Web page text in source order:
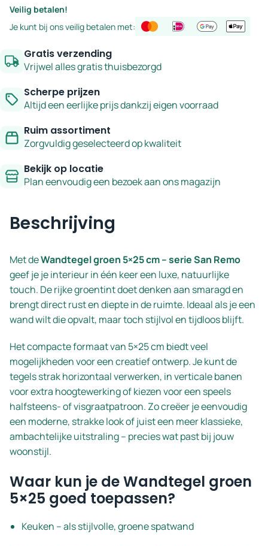
Veilig betalen!
Je kunt bij ons veilig betalen met:
Gratis verzending
Vrijwel alles gratis thuisbezorgd
Scherpe prijzen
Altijd een eerlijke prijs dankzij eigen voorraad
Ruim assortiment
Zorgvuldig geselecteerd op kwaliteit
Bekijk op locatie
Plan eenvoudig een bezoek aan ons magazijn
Beschrijving
Met deWandtegel groen 5×25 cm – serie San Remo
geef je je interieur in één keer een luxe, natuurlijke
touch. De rijke groentint doet denken aan smaragd en
brengt direct rust en diepte in de ruimte. Ideaal als je een
wand wilt die opvalt, maar toch stijlvol en tijdloos blijft.
Het compacte formaat van 5×25 cm biedt veel
mogelijkheden voor een creatief ontwerp. Je kunt de
tegels strak horizontaal verwerken, in verticale banen
voor extra hoogtewerking of kiezen voor een speels
halfsteens- of visgraatpatroon. Zo creëer je eenvoudig
een moderne, strakke look of juist een meer klassieke,
ambachtelijke uitstraling – precies wat past bij jouw
woonstijl.
Waar kun je de Wandtegel groen
5×25 goed toepassen?
Keuken – als stijlvolle, groene spatwand